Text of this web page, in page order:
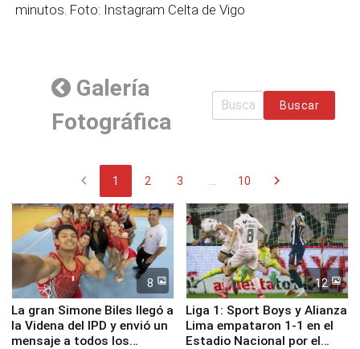
minutos. Foto: Instagram Celta de Vigo
Galería
Fotográfica
Buscar
chevron_left 1 2 3 10 chevron_right
8
La gran Simone Biles llegó a
la Videna del IPD y envió un
mensaje a todos los
12
Liga 1: Sport Boys y Alianza
Lima empataron 1-1 en el
Estadio Nacional por el